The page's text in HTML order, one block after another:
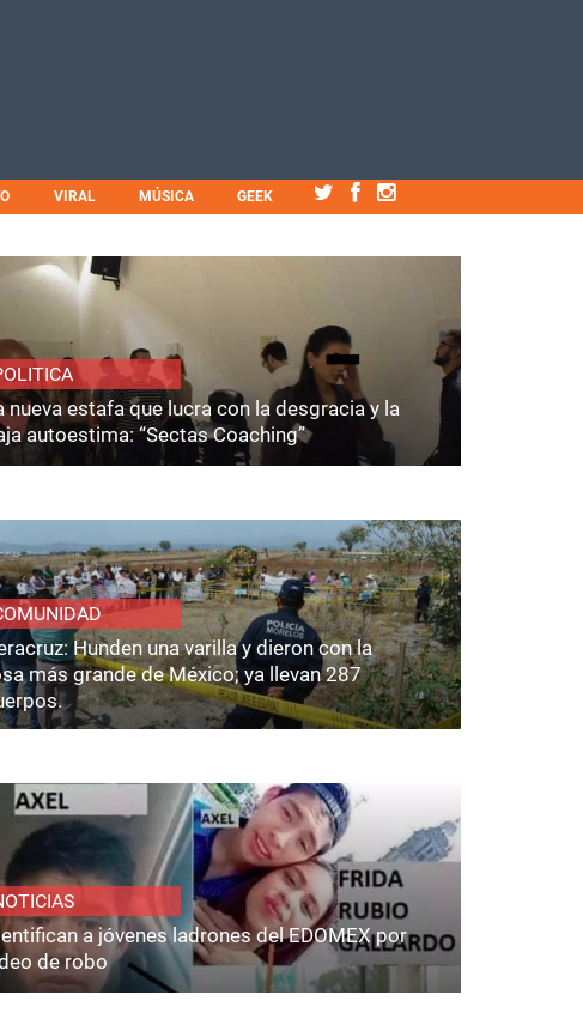
VIRAL MÚSICA GEEK
nueva estafa que lucra con la desgracia y la
autoestima: “Sectas Coaching”
Hunden una varilla y dieron con la
más grande de México; ya llevan 287
a jóvenes ladrones del EDOMEX por
de robo